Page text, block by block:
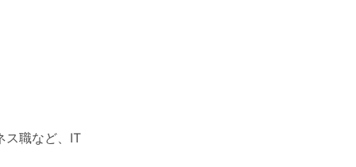
ス職など、IT